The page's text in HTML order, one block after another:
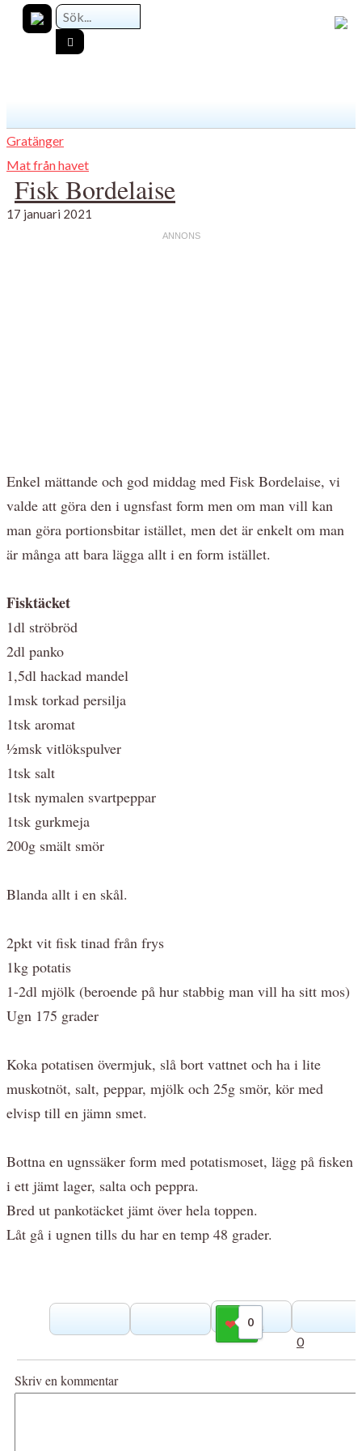
Gratänger
Mat från havet
Fisk Bordelaise
17 januari 2021
Enkel mättande och god middag med Fisk Bordelaise, vi
valde att göra den i ugnsfast form men om man vill kan
man göra portionsbitar istället, men det är enkelt om man
är många att bara lägga allt i en form istället.
Fisktäcket
1dl ströbröd
2dl panko
1,5dl hackad mandel
1msk torkad persilja
1tsk aromat
½msk vitlökspulver
1tsk salt
1tsk nymalen svartpeppar
1tsk gurkmeja
200g smält smör
Blanda allt i en skål.
2pkt vit fisk tinad från frys
1kg potatis
1-2dl mjölk (beroende på hur stabbig man vill ha sitt mos)
Ugn 175 grader
Koka potatisen övermjuk, slå bort vattnet och ha i lite
muskotnöt, salt, peppar, mjölk och 25g smör, kör med
elvisp till en jämn smet.
Bottna en ugnssäker form med potatismoset, lägg på fisken
i ett jämt lager, salta och peppra.
Bred ut pankotäcket jämt över hela toppen.
Låt gå i ugnen tills du har en temp 48 grader.
0
Gilla
0
Skriv en kommentar